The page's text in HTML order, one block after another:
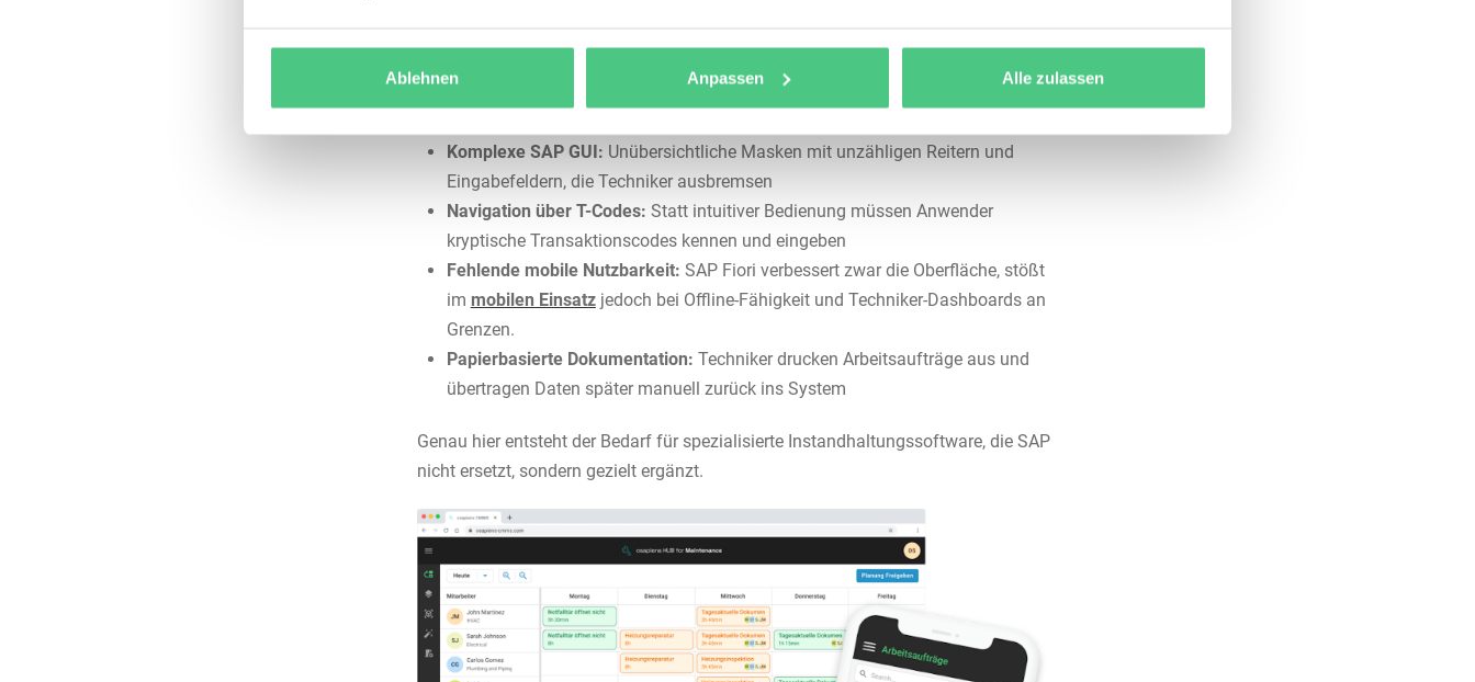
Ablehnen Anpassen Alle zulassen
wurde für kaufmännische Anwender konzipiert, nicht für das Instandhaltungsteam
Komplexe SAP GUI: Unübersichtliche Masken mit unzähligen Reitern und
Eingabefeldern, die Techniker ausbremsen
Navigation über T-Codes: Statt intuitiver Bedienung müssen Anwender
kryptische Transaktionscodes kennen und eingeben
Fehlende mobile Nutzbarkeit: SAP Fiori verbessert zwar die Oberfläche, stößt
im mobilen Einsatzjedoch bei Offline-Fähigkeit und Techniker-Dashboards an
Grenzen.
Papierbasierte Dokumentation: Techniker drucken Arbeitsaufträge aus und
übertragen Daten später manuell zurück ins System
Genau hier entsteht der Bedarf für spezialisierte Instandhaltungssoftware, die SAP
nicht ersetzt, sondern gezielt ergänzt.